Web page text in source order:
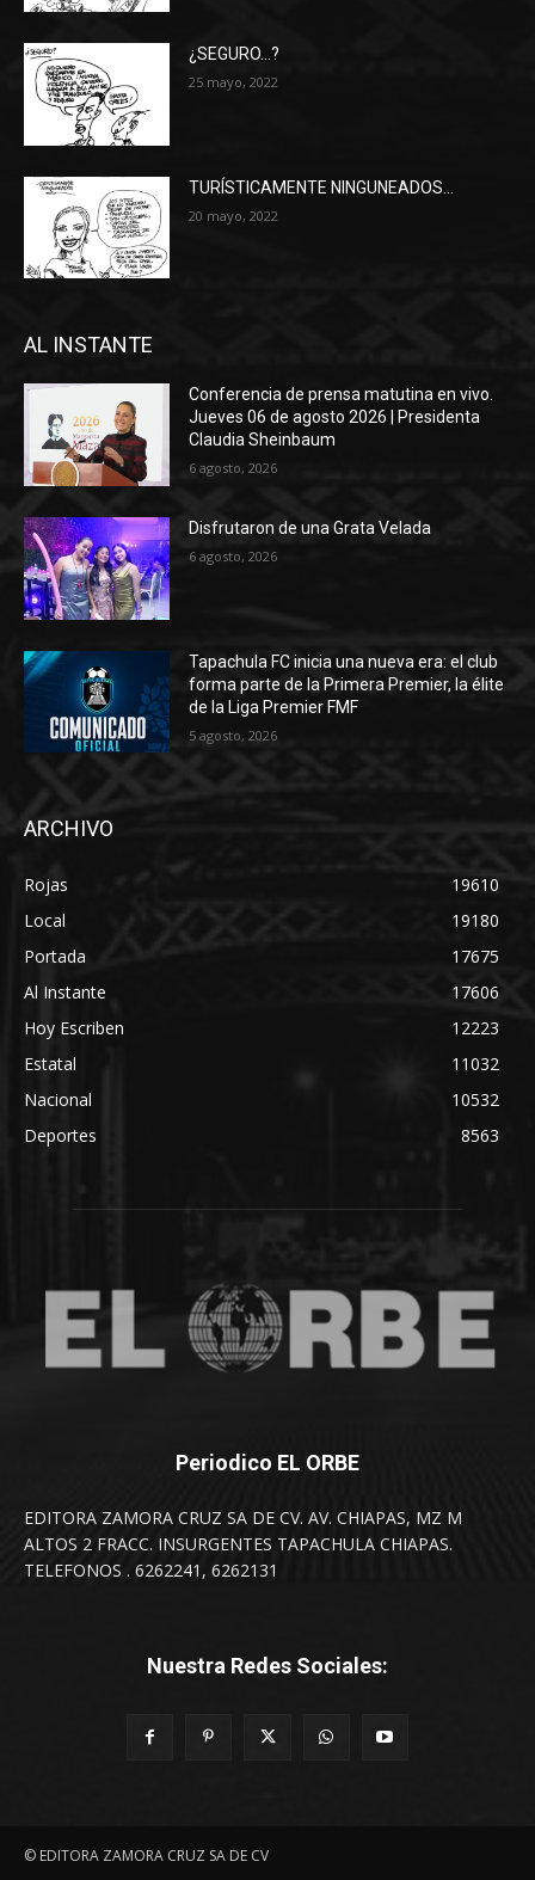
¿SEGURO…?
25 mayo, 2022
TURÍSTICAMENTE NINGUNEADOS…
20 mayo, 2022
AL INSTANTE
Conferencia de prensa matutina en vivo.
Jueves 06 de agosto 2026 | Presidenta
Claudia Sheinbaum
6 agosto, 2026
Disfrutaron de una Grata Velada
6 agosto, 2026
Tapachula FC inicia una nueva era: el club
forma parte de la Primera Premier, la élite
de la Liga Premier FMF
5 agosto, 2026
ARCHIVO
Rojas
19610
Local
19180
Portada
17675
Al Instante
17606
Hoy Escriben
12223
Estatal
11032
Nacional
10532
Deportes
8563
Periodico EL ORBE
EDITORA ZAMORA CRUZ SA DE CV. AV. CHIAPAS, MZ M
ALTOS 2 FRACC. INSURGENTES TAPACHULA CHIAPAS.
TELEFONOS . 6262241, 6262131
Nuestra Redes Sociales:
© EDITORA ZAMORA CRUZ SA DE CV